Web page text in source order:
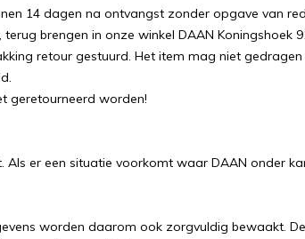
14 dagen na ontvangst zonder opgave van
brengen in onze winkel DAAN Koningshoek
retour gestuurd. Het item mag niet
geretourneerd worden!
Als er een situatie voorkomt waar DAAN onder
worden daarom ook zorgvuldig bewaakt.